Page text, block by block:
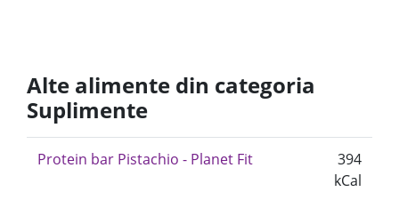
Alte alimente din categoria
Suplimente
Protein bar Pistachio - Planet Fit
394
kCal